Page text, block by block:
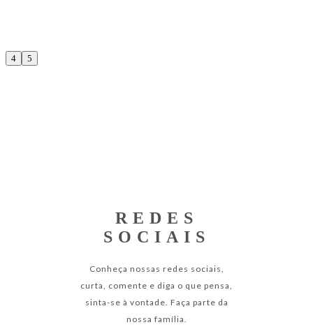
REDES
SOCIAIS
Conheça nossas redes sociais,
curta, comente e diga o que pensa,
sinta-se à vontade. Faça parte da
nossa família.